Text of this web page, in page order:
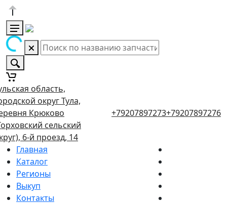
область,
округ Тула,
Крюково
сельский
6-й проезд, 14
+79207897273+79207897276
Главная
Каталог
Регионы
Выкуп
Контакты